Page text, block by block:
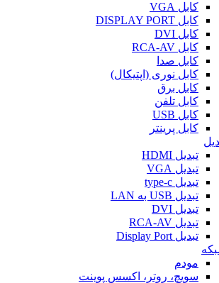
کابل VGA
کابل DISPLAY PORT
کابل DVI
کابل RCA-AV
کابل صدا
کابل نوری (اپتیکال)
کابل برق
کابل تلفن
کابل USB
کابل پرینتر
تبدیل HDMI
تبدیل VGA
تبدیل type-c
تبدیل USB به LAN
تبدیل DVI
تبدیل RCA-AV
تبدیل Display Port
مودم
سویچ، روتر، اکسس پوینت